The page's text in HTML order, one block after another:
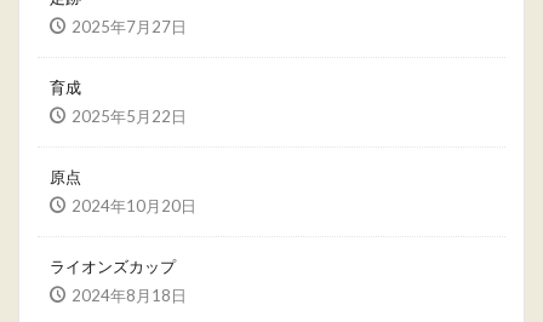
2025年7月27日
育成
2025年5月22日
原点
2024年10月20日
ライオンズカップ
2024年8月18日